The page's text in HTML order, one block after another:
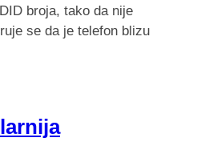
broja, tako da nije
se da je telefon blizu